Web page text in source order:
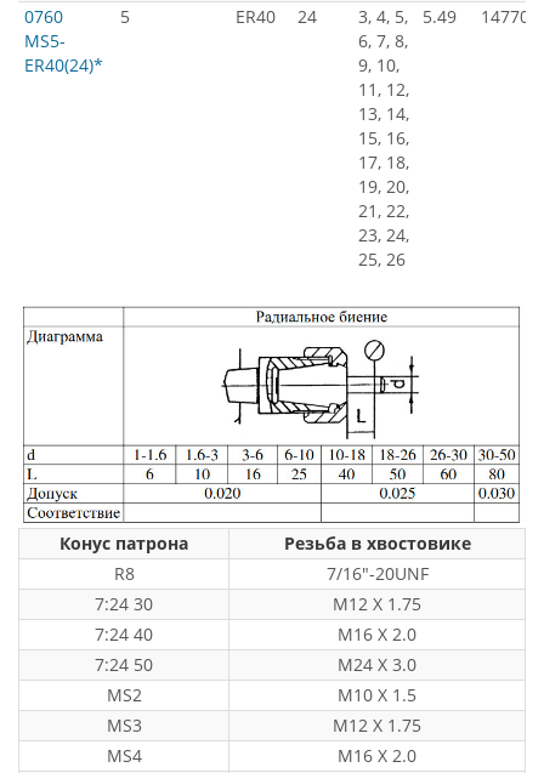
0760
MS5-
ER40(24)*
5 ER40 24
3, 4, 5,
6, 7, 8,
9, 10,
11, 12,
13, 14,
15, 16,
17, 18,
19, 20,
21, 22,
23, 24,
25, 26
5.49 14770
Конус патрона
Резьба в хвостовике
R8
7/16"-20UNF
7:24 30
M12 X 1.75
7:24 40
M16 X 2.0
7:24 50
M24 X 3.0
MS2
M10 X 1.5
MS3
M12 X 1.75
MS4
M16 X 2.0